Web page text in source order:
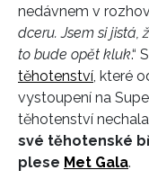
nedávnem v
dceru. Jsem si jistá,
to bude opět kluk.“
těhotenství , které
vystoupení na
těhotenství
své těhotenské
plese Met Gala.